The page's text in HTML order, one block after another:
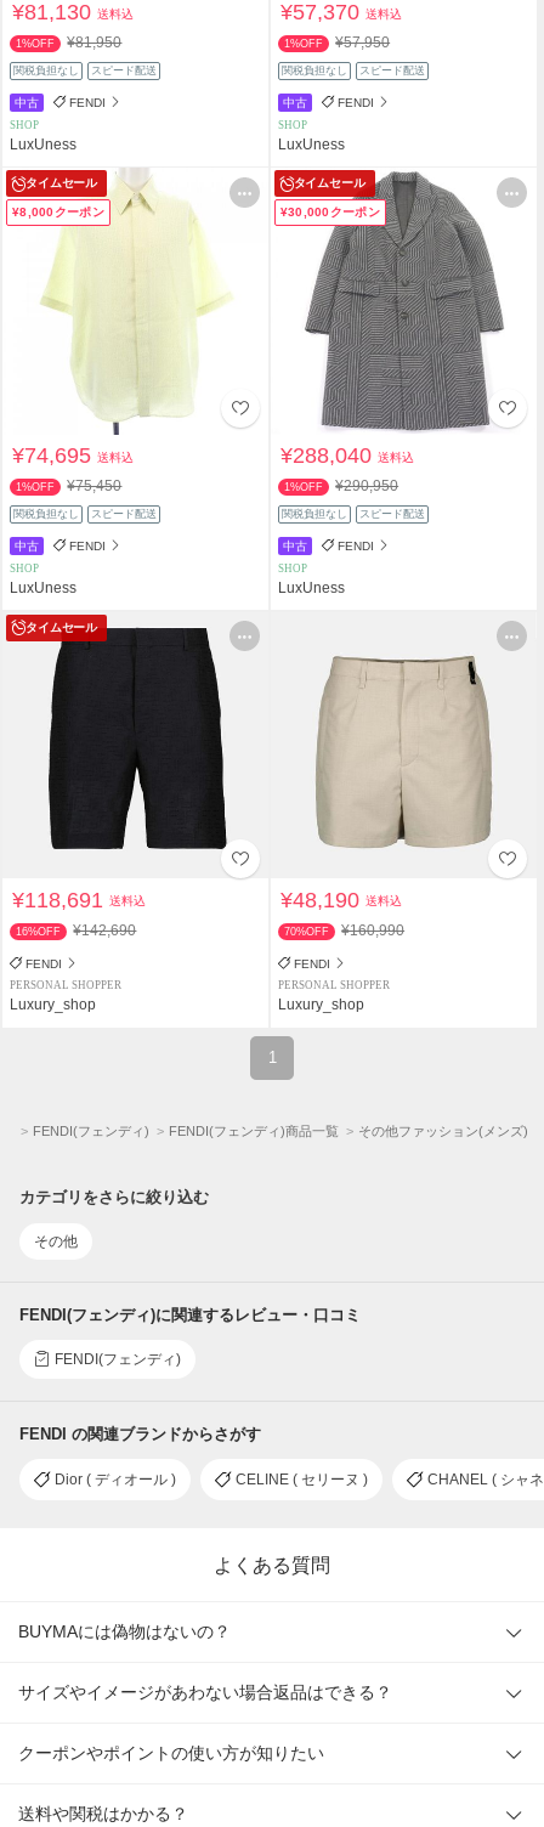
¥81,130送料込
1%OFF ¥81,950
関税負担なし スピード配送
中古 FENDI
SHOP
LuxUness
¥57,370送料込
1%OFF ¥57,950
関税負担なし スピード配送
中古 FENDI
SHOP
LuxUness
タイムセール
¥8,000クーポン
¥74,695送料込
1%OFF ¥75,450
関税負担なし スピード配送
中古 FENDI
SHOP
LuxUness
タイムセール
¥30,000クーポン
¥288,040送料込
1%OFF ¥290,950
関税負担なし スピード配送
中古 FENDI
SHOP
LuxUness
タイムセール
¥118,691送料込
16%OFF ¥142,690
FENDI
PERSONAL SHOPPER
Luxury_shop
¥48,190送料込
70%OFF ¥160,990
FENDI
PERSONAL SHOPPER
Luxury_shop
1
FENDI(フェンディ) FENDI(フェンディ)商品一覧 その他ファッション(メンズ)
カテゴリをさらに絞り込む
その他
FENDI(フェンディ)に関連するレビュー・口コミ
FENDI(フェンディ)
FENDI の関連ブランドからさがす
Dior ( ディオール ) CELINE ( セリーヌ ) CHANEL ( シャ
よくある質問
BUYMAには偽物はないの？
サイズやイメージがあわない場合返品はできる？
クーポンやポイントの使い方が知りたい
送料や関税はかかる？